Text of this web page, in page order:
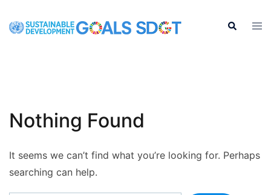
Search
Nothing Found
It seems we can’t find what you’re looking for. Perhaps
searching can help.